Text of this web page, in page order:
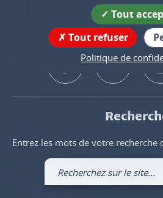
Suivez
Entrez les mots de votre recherche
Recherchez
sur
Tout
Tout refuser
Politique de